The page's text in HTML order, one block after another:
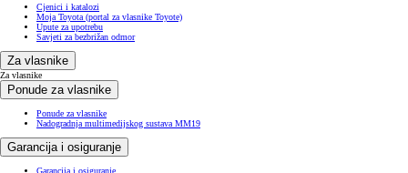
Cjenici i katalozi
Moja Toyota (portal za vlasnike Toyote)
Upute za upotrebu
Savjeti za bezbrižan odmor
Za vlasnike
Za vlasnike
Ponude za vlasnike
Ponude za vlasnike
Nadogradnja multimedijskog sustava MM19
Garancija i osiguranje
Garancija i osiguranje